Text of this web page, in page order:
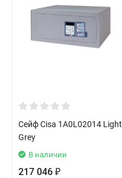
Сейф Cisa 1A0L02014 Light
Grey
В наличии
217 046 ₽